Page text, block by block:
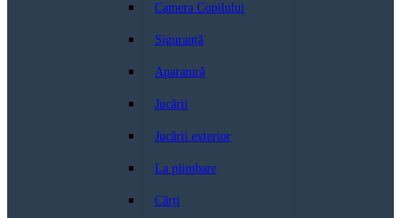
Camera Copilului
Siguranță
Aparatură
Jucării
Jucării exterior
La plimbare
Cărți